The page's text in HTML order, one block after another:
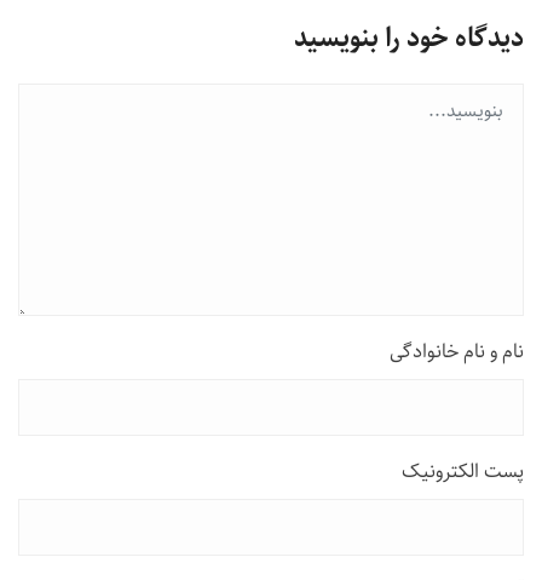
دیدگاه خود را بنویسید
نام و نام خانوادگی
پست الکترونیک